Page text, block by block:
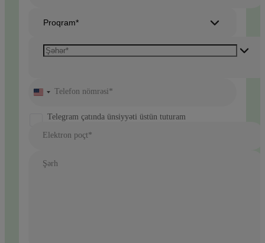
Proqram*
United
+1
Telefon nömrəsi*
Telegram çatında ünsiyyəti üstün tuturam
Elektron poçt*
Şərh